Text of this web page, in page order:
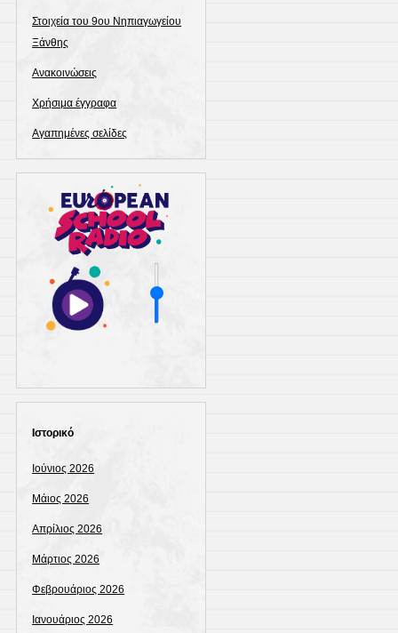
Στοιχεία του 9ου Νηπιαγωγείου
Ξάνθης
Ανακοινώσεις
Χρήσιμα έγγραφα
Αγαπημένες σελίδες
Ιστορικό
Ιούνιος 2026
Μάιος 2026
Απρίλιος 2026
Μάρτιος 2026
Φεβρουάριος 2026
Ιανουάριος 2026